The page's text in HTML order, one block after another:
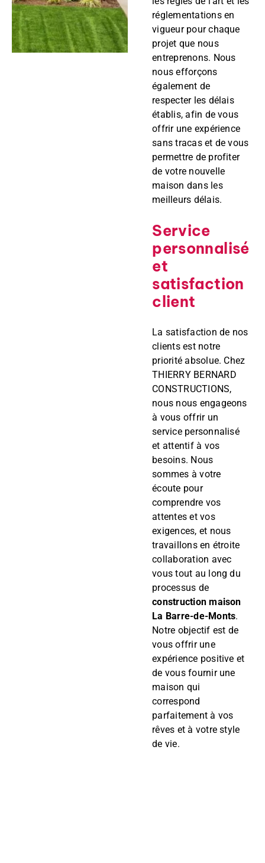
réglementations en
vigueur pour chaque
projet que nous
entreprenons. Nous
nous efforçons
également de
respecter les délais
établis, afin de vous
offrir une expérience
sans tracas et de vous
permettre de profiter
de votre nouvelle
maison dans les
meilleurs délais.
Service
personnalisé
et
satisfaction
client
La satisfaction de nos
clients est notre
priorité absolue. Chez
THIERRY BERNARD
CONSTRUCTIONS,
nous nous engageons
à vous offrir un
service personnalisé
et attentif à vos
besoins. Nous
sommes à votre
écoute pour
comprendre vos
attentes et vos
exigences, et nous
travaillons en étroite
collaboration avec
vous tout au long du
processus de
construction maison
La Barre-de-Monts.
Notre objectif est de
vous offrir une
expérience positive et
de vous fournir une
maison qui
correspond
parfaitement à vos
rêves et à votre style
de vie.